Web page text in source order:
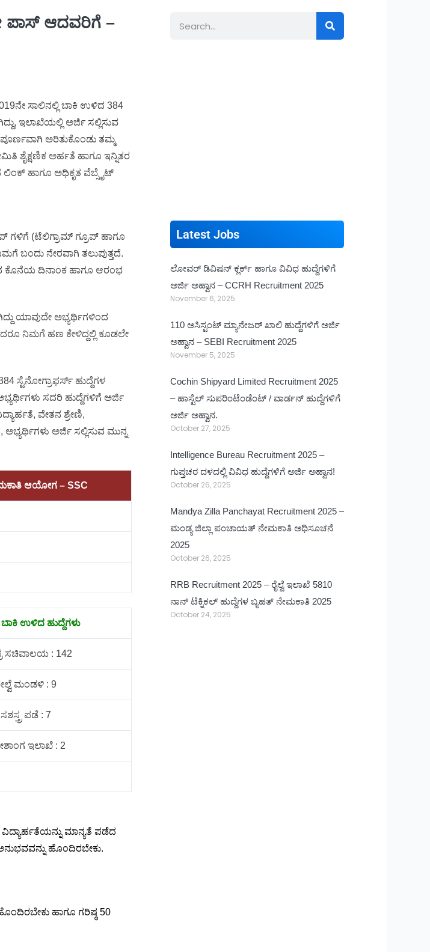
ಪಾಸ್ ಆದವರಿಗೆ –
ಸಾಲಿನಲ್ಲಿ ಬಾಕಿ ಉಳಿದ 384
ಇಲಾಖೆಯಲ್ಲಿ ಅರ್ಜಿ ಸಲ್ಲಿಸುವ
ಅರಿತುಕೊಂಡು ತಮ್ಮ
ಶೈಕ್ಷಣಿಕ ಅರ್ಹತೆ ಹಾಗೂ ಇನ್ನಿತರ
ಲಿಂಕ್ ಹಾಗೂ ಅಧಿಕೃತ ವೆಬ್ಸೈಟ್
ಗಳಿಗೆ (ಟೆಲಿಗ್ರಾಮ್ ಗ್ರೂಪ್ ಹಾಗೂ
ಬಂದು ನೇರವಾಗಿ ತಲುಪುತ್ತದೆ.
ಕೊನೆಯ ದಿನಾಂಕ ಹಾಗೂ ಆರಂಭ
ಯಾವುದೇ ಅಭ್ಯರ್ಥಿಗಳಿಂದ
ನಿಮಗೆ ಹಣ ಕೇಳಿದ್ದಲ್ಲಿ ಕೂಡಲೇ
ಸ್ಟೆನೋಗ್ರಾಫರ್ಸ್ ಹುದ್ದೆಗಳ
ಸದರಿ ಹುದ್ದೆಗಳಿಗೆ ಅರ್ಜಿ
ವೇತನ ಶ್ರೇಣಿ,
ಅರ್ಜಿ ಸಲ್ಲಿಸುವ ಮುನ್ನ
ಆಯೋಗ – SSC
ಉಳಿದ ಹುದ್ದೆಗಳು
ಸಚಿವಾಲಯ : 142
ಮಂಡಳಿ : 9
ಸಶಸ್ತ್ರ ಪಡೆ : 7
ಇಲಾಖೆ : 2
ಮಾನ್ಯತೆ ಪಡೆದ
ಹೊಂದಿರಬೇಕು.
ಹಾಗೂ ಗರಿಷ್ಠ 50
Search
Latest Jobs
ಲೋವರ್ ಡಿವಿಷನ್ ಕ್ಲರ್ಕ್ ಹಾಗೂ ವಿವಿಧ ಹುದ್ದೆಗಳಿಗೆ
ಅರ್ಜಿ ಅಹ್ವಾನ – CCRH Recruitment 2025
November 6, 2025
110 ಅಸಿಸ್ಟಂಟ್ ಮ್ಯಾನೇಜರ್ ಖಾಲಿ ಹುದ್ದೆಗಳಿಗೆ ಅರ್ಜಿ
ಅಹ್ವಾನ – SEBI Recruitment 2025
November 5, 2025
Cochin Shipyard Limited Recruitment 2025
– ಹಾಸ್ಟೆಲ್ ಸುಪರಿಂಟೆಂಡೆಂಟ್ / ವಾರ್ಡನ್ ಹುದ್ದೆಗಳಿಗೆ
ಅರ್ಜಿ ಅಹ್ವಾನ.
October 27, 2025
Intelligence Bureau Recruitment 2025 –
ಗುಪ್ತಚರ ದಳದಲ್ಲಿ ವಿವಿಧ ಹುದ್ದೆಗಳಿಗೆ ಅರ್ಜಿ ಅಹ್ವಾನ!
October 26, 2025
Mandya Zilla Panchayat Recruitment 2025 –
ಮಂಡ್ಯ ಜಿಲ್ಲಾ ಪಂಚಾಯತ್ ನೇಮಕಾತಿ ಅಧಿಸೂಚನೆ
2025
October 26, 2025
RRB Recruitment 2025 – ರೈಲ್ವೆ ಇಲಾಖೆ 5810
ನಾನ್ ಟೆಕ್ನಿಕಲ್ ಹುದ್ದೆಗಳ ಬೃಹತ್ ನೇಮಕಾತಿ 2025
October 24, 2025